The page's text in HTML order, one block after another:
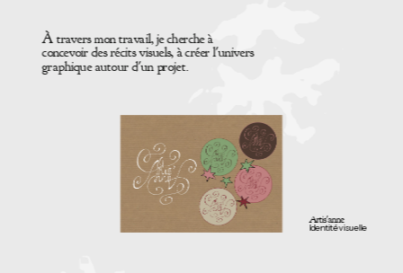
À travers mon travail, je cherche à
concevoir des récits visuels, à créer l'univers
graphique autour d'un projet.
Artis'anne
Identité visuelle